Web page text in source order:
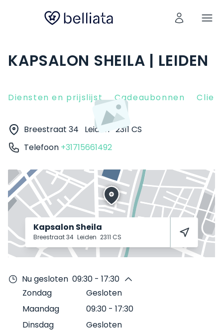
KAPSALON SHEILA | LEIDEN
Diensten en prijslijst Cadeaubonnen
Breestraat 34 Leiden 2311 CS
Telefoon +31715661492
Kapsalon Sheila
Breestraat 34 Leiden 2311 CS
Nu gesloten 09:30 - 17:30
Zondag
Gesloten
Maandag
09:30 - 17:30
Dinsdag
Gesloten